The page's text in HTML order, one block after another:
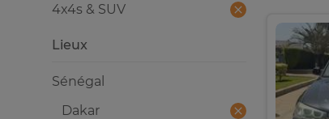
Lieux
Sénégal
Dakar
4x4s & SUV